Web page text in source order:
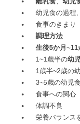
幼児食の過程
食事のきまり
調理方法
生後5か月~11
1~1歳半の幼
1歳半~2歳の
3~5歳の幼児
食事への関心
体調不良
栄養バランス